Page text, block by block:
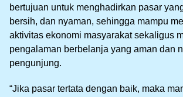
bertujuan untuk menghadirkan pasar
bersih, dan nyaman, sehingga mampu
aktivitas ekonomi masyarakat sekaligus
pengalaman berbelanja yang aman dan
pengunjung.
“Jika pasar tertata dengan baik, maka